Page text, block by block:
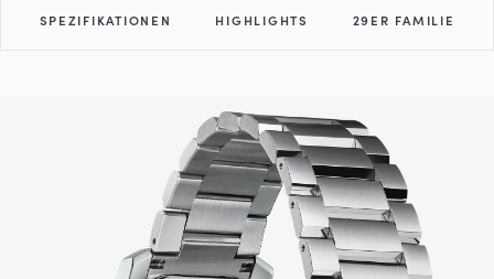
SPEZIFIKATIONEN HIGHLIGHTS 29ER FAMILIE